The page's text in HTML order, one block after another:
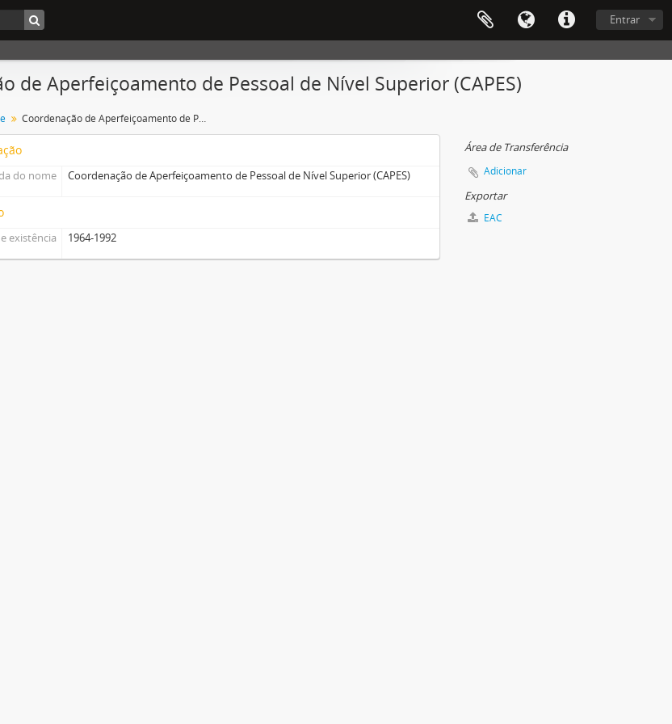
Entrar
de Aperfeiçoamento de Pessoal de Nível Superior (CAPES)
Coordenação de Aperfeiçoamento de Pessoal de Nível Superior (CAPES)
do nome Coordenação de Aperfeiçoamento de Pessoal de Nível Superior (CAPES)
existência 1964-1992
Área de Transferência
Adicionar
Exportar
EAC